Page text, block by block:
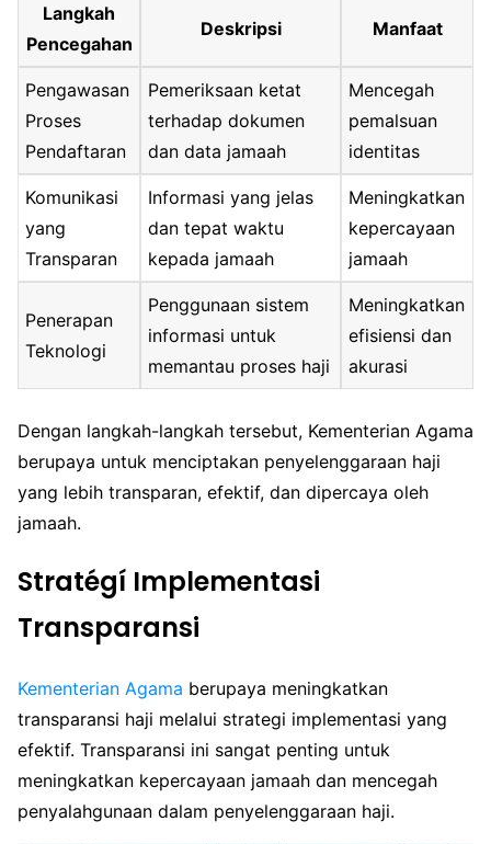
Langkah
Pencegahan
Deskripsi Manfaat
Pengawasan
Proses
Pendaftaran
Pemeriksaan ketat
terhadap dokumen
dan data jamaah
Mencegah
pemalsuan
identitas
Komunikasi
yang
Transparan
Informasi yang jelas
dan tepat waktu
kepada jamaah
Meningkatkan
kepercayaan
jamaah
Penerapan
Teknologi
Penggunaan sistem
informasi untuk
memantau proses haji
Meningkatkan
efisiensi dan
akurasi
Dengan langkah-langkah tersebut, Kementerian Agama
berupaya untuk menciptakan penyelenggaraan haji
yang lebih transparan, efektif, dan dipercaya oleh
jamaah.
Stratégí Implementasi
Transparansi
Kementerian Agama berupaya meningkatkan
transparansi haji melalui strategi implementasi yang
efektif. Transparansi ini sangat penting untuk
meningkatkan kepercayaan jamaah dan mencegah
penyalahgunaan dalam penyelenggaraan haji.